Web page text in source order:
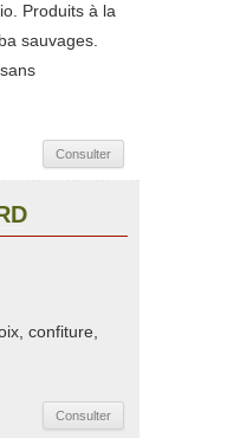
Produits à la
sauvages.
Consulter
confiture,
Consulter